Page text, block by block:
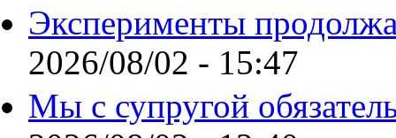
Эксперименты
2026/08/02 - 15:47
Мы с супругой